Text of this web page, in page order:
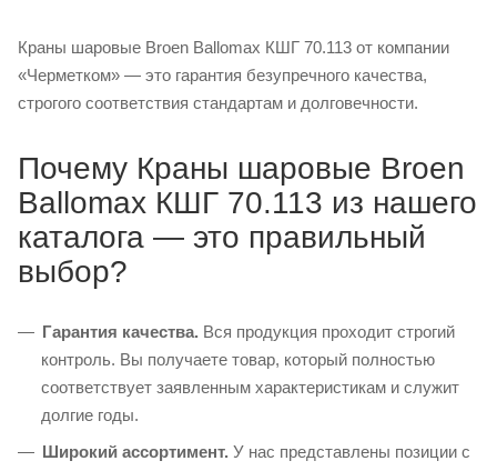
Краны шаровые Broen Ballomax КШГ 70.113 от компании
«Черметком» — это гарантия безупречного качества,
строгого соответствия стандартам и долговечности.
Почему Краны шаровые Broen
Ballomax КШГ 70.113 из нашего
каталога — это правильный
выбор?
Гарантия качества. Вся продукция проходит строгий
контроль. Вы получаете товар, который полностью
соответствует заявленным характеристикам и служит
долгие годы.
Широкий ассортимент. У нас представлены позиции с